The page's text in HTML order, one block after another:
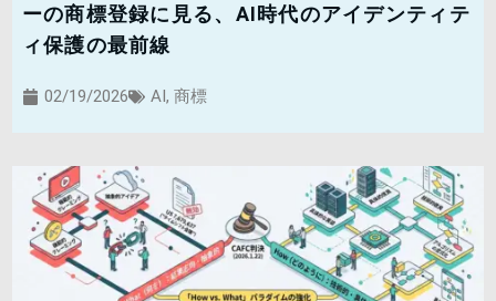
ーの商標登録に見る、AI時代のアイデンティテ
ィ保護の最前線
02/19/2026 AI , 商標